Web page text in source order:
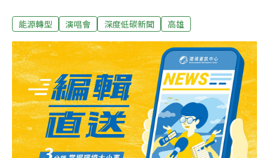
國家體育館，為全台唯一可容納4.5萬人以上、獲綠建築黃
政府15日發出新聞稿表示，演唱會發放的LED手環，在11
日創下高達93%的回收率，排名全球第四。市府運動發展
局局長侯尊堯表示，由Coldplay粉絲創辦、擁有100萬追
蹤者的Facebook粉絲專頁「THE/SCIENTIST」也曾多次
貼文，提及此次高雄演唱會，是在使用太陽能發電的體育
場舉辦，完全符合這次巡迴演唱會的宗旨與目標。高雄從
場地到歌迷都力行永續，市府指出，國體場在2009年啟用
時，是全球最大太陽能整合體育運動場館之建築物。國體
能源轉型 演唱會 深度低碳新聞 高雄